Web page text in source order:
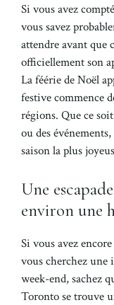
Si vous avez
vous savez
attendre avant que
officiellement son
La féérie de Noël
festive commence
régions. Que ce
ou des
saison la plus
Une
environ une
Si vous avez
vous cherchez une
week-end, sachez
Toronto se trouve